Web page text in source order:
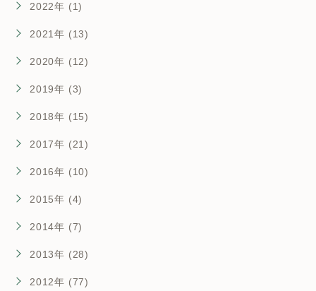
2022年 (1)
2021年 (13)
2020年 (12)
2019年 (3)
2018年 (15)
2017年 (21)
2016年 (10)
2015年 (4)
2014年 (7)
2013年 (28)
2012年 (77)